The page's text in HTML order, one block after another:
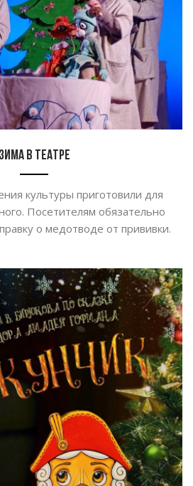
Зима в театре
культуры приготовили для
Посетителям обязательно
о медотводе от прививки.